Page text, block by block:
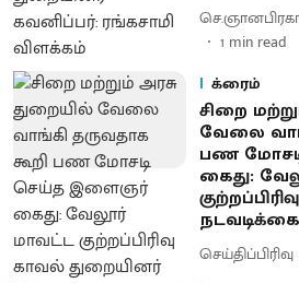
1 min read
க்ரைம்
சிறை
வேலை
பண
கைது:
நடவடிக்கை
செய்திப்பிரிவு